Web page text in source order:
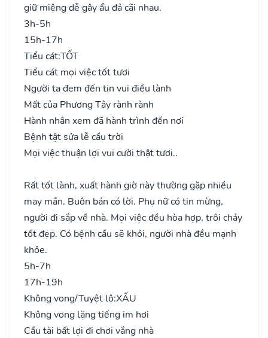
giữ miệng dễ gây ẩu đả cãi nhau.
3h-5h
15h-17h
Tiểu cát:TỐT
Tiểu cát mọi việc tốt tươi
Người ta đem đến tin vui điều lành
Mất của Phương Tây rành rành
Hành nhân xem đã hành trình đến nơi
Bệnh tật sửa lễ cầu trời
Mọi việc thuận lợi vui cười thật tươi..
Rất tốt lành, xuất hành giờ này thường gặp nhiều
may mắn. Buôn bán có lời. Phụ nữ có tin mừng,
người đi sắp về nhà. Mọi việc đều hòa hợp, trôi chảy
tốt đẹp. Có bệnh cầu sẽ khỏi, người nhà đều mạnh
khỏe.
5h-7h
17h-19h
Không vong/Tuyệt lộ:XẤU
Không vong lặng tiếng im hơi
Cầu tài bất lợi đi chơi vắng nhà